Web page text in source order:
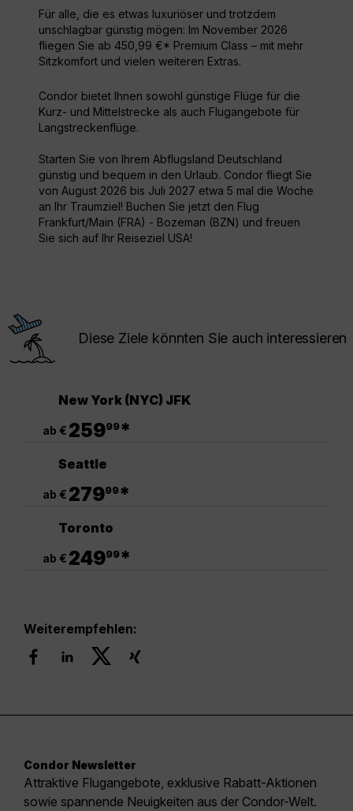
Für alle, die es etwas luxuriöser und trotzdem
unschlagbar günstig mögen: Im November 2026
fliegen Sie ab 450,99 €* Premium Class – mit mehr
Sitzkomfort und vielen weiteren Extras.
Condor bietet Ihnen sowohl günstige Flüge für die
Kurz- und Mittelstrecke als auch Flugangebote für
Langstreckenflüge.
Starten Sie von Ihrem Abflugsland Deutschland
günstig und bequem in den Urlaub. Condor fliegt Sie
von August 2026 bis Juli 2027 etwa 5 mal die Woche
an Ihr Traumziel! Buchen Sie jetzt den Flug
Frankfurt/Main (FRA) - Bozeman (BZN) und freuen
Sie sich auf Ihr Reiseziel USA!
Diese Ziele könnten Sie auch interessieren
New York (NYC) JFK
ab € 25999*
Seattle
ab € 27999*
Toronto
ab € 24999*
Weiterempfehlen:
Condor Newsletter
Attraktive Flugangebote, exklusive Rabatt-Aktionen
sowie spannende Neuigkeiten aus der Condor-Welt.